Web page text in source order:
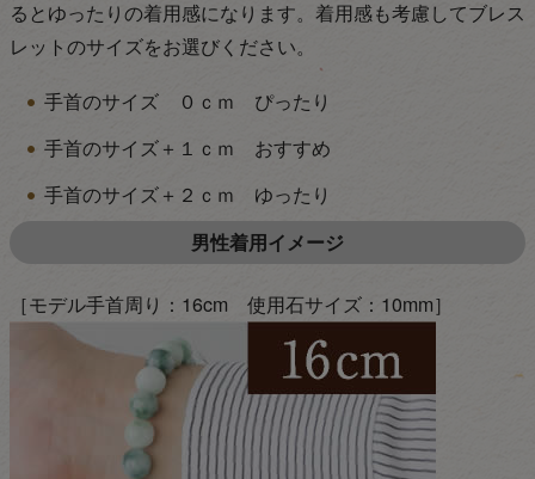
るとゆったりの着用感になります。着用感も考慮してブレス
レットのサイズをお選びください。
手首のサイズ ０ｃｍ ぴったり
手首のサイズ＋１ｃｍ おすすめ
手首のサイズ＋２ｃｍ ゆったり
男性着用イメージ
［モデル手首周り：16cm 使用石サイズ：10mm］